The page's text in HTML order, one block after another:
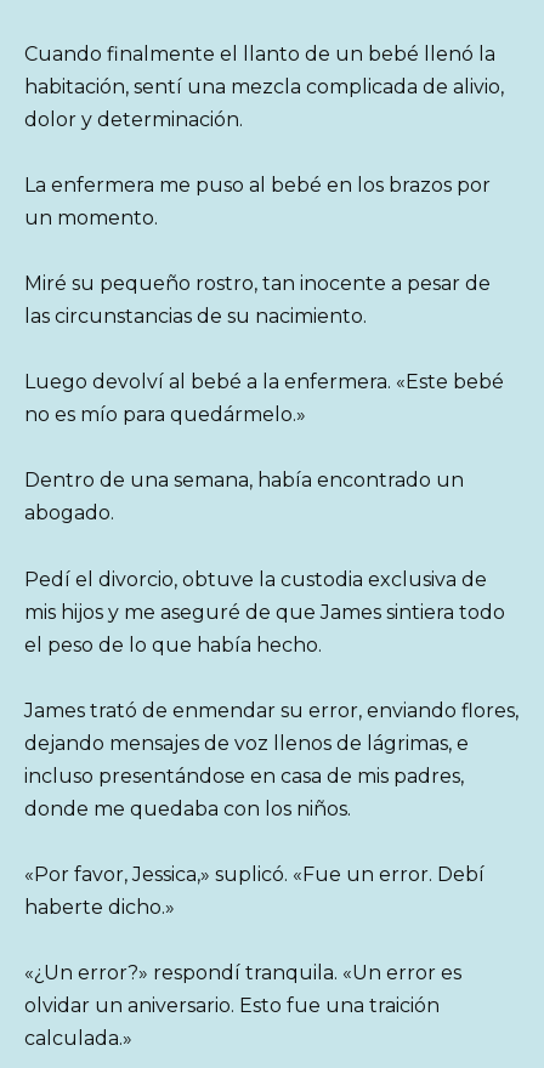
Cuando finalmente el llanto de un bebé llenó la
habitación, sentí una mezcla complicada de alivio,
dolor y determinación.
La enfermera me puso al bebé en los brazos por
un momento.
Miré su pequeño rostro, tan inocente a pesar de
las circunstancias de su nacimiento.
Luego devolví al bebé a la enfermera. «Este bebé
no es mío para quedármelo.»
Dentro de una semana, había encontrado un
abogado.
Pedí el divorcio, obtuve la custodia exclusiva de
mis hijos y me aseguré de que James sintiera todo
el peso de lo que había hecho.
James trató de enmendar su error, enviando flores,
dejando mensajes de voz llenos de lágrimas, e
incluso presentándose en casa de mis padres,
donde me quedaba con los niños.
«Por favor, Jessica,» suplicó. «Fue un error. Debí
haberte dicho.»
«¿Un error?» respondí tranquila. «Un error es
olvidar un aniversario. Esto fue una traición
calculada.»